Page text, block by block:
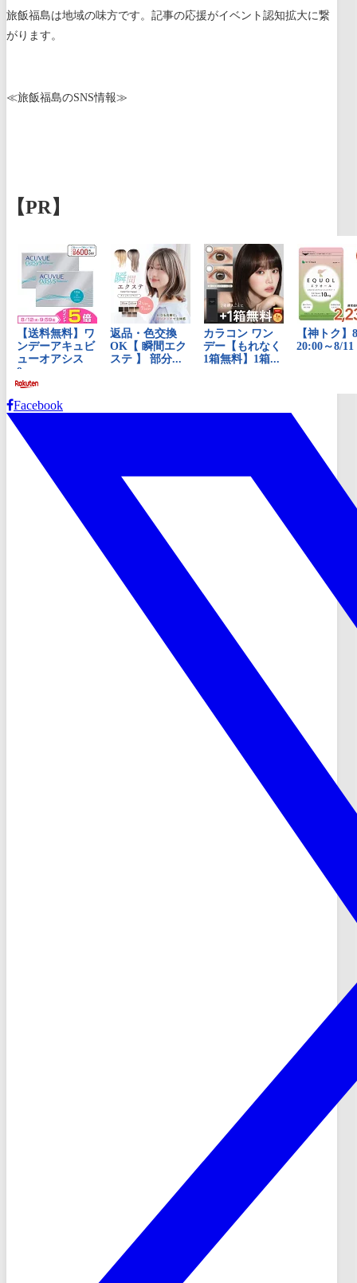
旅飯福島は地域の味方です。記事の応援がイベント認知拡大に繋
がります。
≪旅飯福島のSNS情報≫
【PR】
Facebook